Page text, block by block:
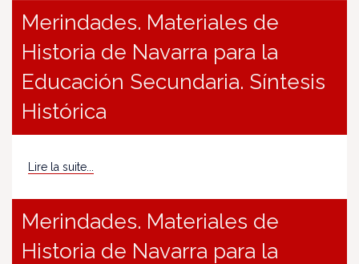
Merindades. Materiales de
Historia de Navarra para la
Educación Secundaria. Síntesis
Histórica
Lire la suite...
Merindades. Materiales de
Historia de Navarra para la